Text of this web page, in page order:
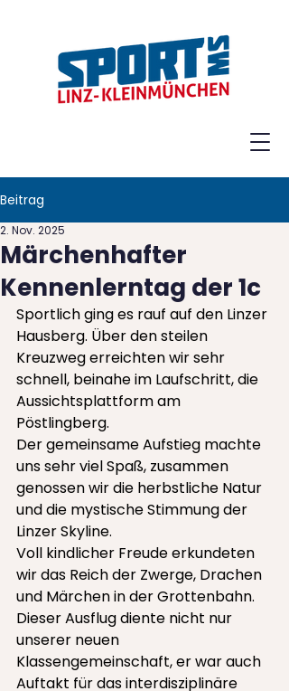
Beitrag
Märchenhafter
Kennenlerntag der 1c
2. Nov. 2025
Sportlich ging es rauf auf den Linzer
Hausberg. Über den steilen
Kreuzweg erreichten wir sehr
schnell, beinahe im Laufschritt, die
Aussichtsplattform am
Pöstlingberg.
Der gemeinsame Aufstieg machte
uns sehr viel Spaß, zusammen
genossen wir die herbstliche Natur
und die mystische Stimmung der
Linzer Skyline.
Voll kindlicher Freude erkundeten
wir das Reich der Zwerge, Drachen
und Märchen in der Grottenbahn.
Dieser Ausflug diente nicht nur
unserer neuen
Klassengemeinschaft, er war auch
Auftakt für das interdisziplinäre